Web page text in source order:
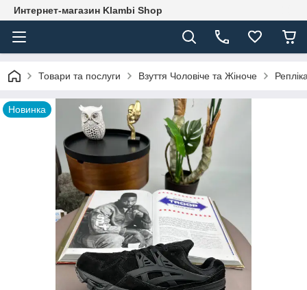
Интернет-магазин Klambi Shop
Товари та послуги Взуття Чоловіче та Жіноче
Новинка